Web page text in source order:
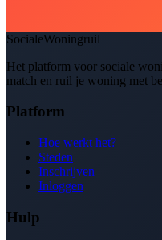
SocialeWoningruil
Het platform voor sociale
match en ruil je woning met
Platform
Hoe werkt het?
Steden
Inschrijven
Inloggen
Hulp